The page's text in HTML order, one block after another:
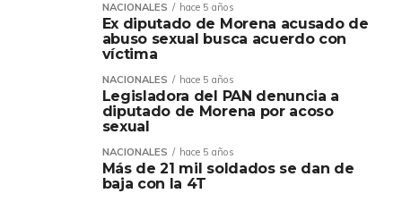
NACIONALES hace 5 años
Ex diputado de Morena acusado de
abuso sexual busca acuerdo con
víctima
NACIONALES hace 5 años
Legisladora del PAN denuncia a
diputado de Morena por acoso
sexual
NACIONALES hace 5 años
Más de 21 mil soldados se dan de
baja con la 4T